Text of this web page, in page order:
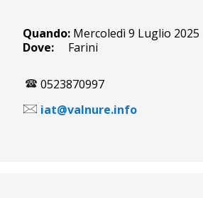
Quando: Mercoledì 9 Luglio 2025
Dove: Farini
0523870997
iat@valnure.info